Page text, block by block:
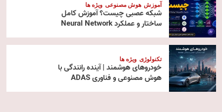
آموزش هوش مصنوعی ویژه ها
شبکه عصبی چیست؟ آموزش کامل
ساختار و عملکرد Neural Network
تکنولوژی ویژه ها
خودروهای هوشمند | آینده رانندگی با
هوش مصنوعی و فناوری ADAS